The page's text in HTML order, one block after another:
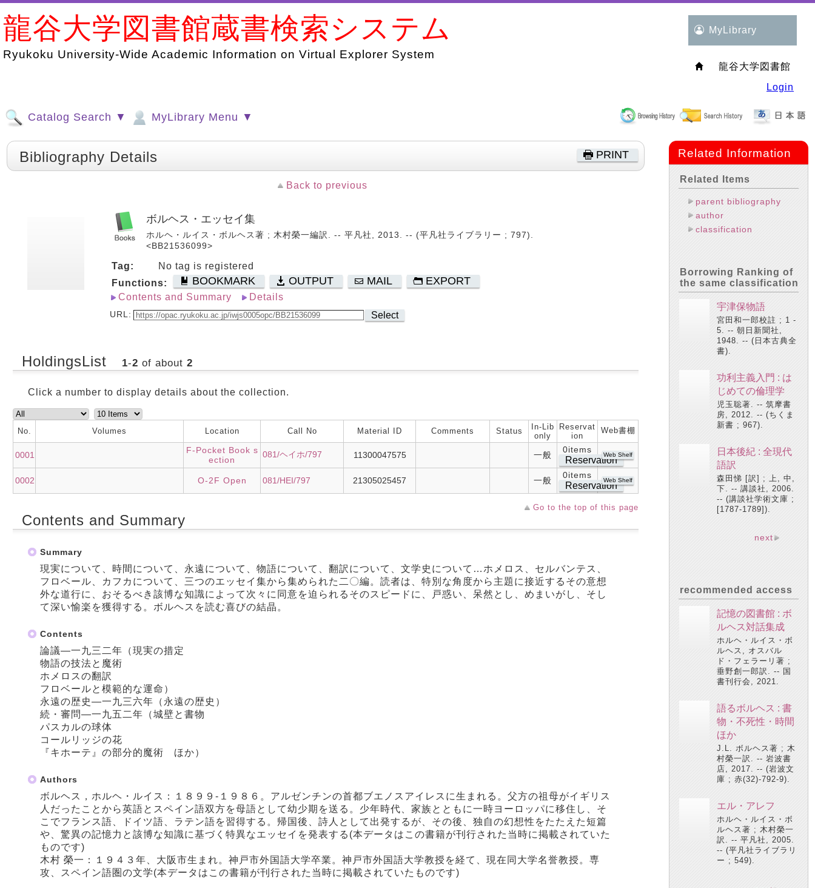
龍谷大学図書館蔵書検索システム
Ryukoku University-Wide Academic Information on Virtual Explorer System
MyLibrary
龍谷大学図書館
Login
Catalog Search ▼ MyLibrary Menu ▼
PRINT
Bibliography Details
Back to previous
ボルヘス・エッセイ集
ホルヘ・ルイス・ボルヘス著 ; 木村榮一編訳. -- 平凡社, 2013. -- (平凡社ライブラリー ; 797).
<BB21536099>
Tag:
No tag is registered
Functions:
BOOKMARK OUTPUT MAIL EXPORT
Contents and Summary Details
URL: Select
HoldingsList 1-2 of about 2
Click a number to display details about the collection.
No. Volumes Location Call No Material ID Comments Status
In-Lib
only
Reservat
ion
Web書棚
0001
F-Pocket Book s
ection
081/ヘイホ/797 11300047575 一般
0items
Reservation
Web Shelf
0002 O-2F Open 081/HEI/797 21305025457 一般
0items
Reservation
Web Shelf
Go to the top of this page
Contents and Summary
Summary
現実について、時間について、永遠について、物語について、翻訳について、文学史について…ホメロス、セルバンテス、
フロベール、カフカについて、三つのエッセイ集から集められた二〇編。読者は、特別な角度から主題に接近するその意想
外な道行に、おそるべき該博な知識によって次々に同意を迫られるそのスピードに、戸惑い、呆然とし、めまいがし、そし
て深い愉楽を獲得する。ボルヘスを読む喜びの結晶。
Contents
論議―一九三二年（現実の措定
物語の技法と魔術
ホメロスの翻訳
フロベールと模範的な運命）
永遠の歴史―一九三六年（永遠の歴史）
続・審問―一九五二年（城壁と書物
パスカルの球体
コールリッジの花
『キホーテ』の部分的魔術 ほか）
Authors
ボルヘス，ホルヘ・ルイス：１８９９‐１９８６。アルゼンチンの首都ブエノスアイレスに生まれる。父方の祖母がイギリス
人だったことから英語とスペイン語双方を母語として幼少期を送る。少年時代、家族とともに一時ヨーロッパに移住し、そ
こでフランス語、ドイツ語、ラテン語を習得する。帰国後、詩人として出発するが、その後、独自の幻想性をたたえた短篇
や、驚異の記憶力と該博な知識に基づく特異なエッセイを発表する(本データはこの書籍が刊行された当時に掲載されていた
ものです)
木村 榮一：１９４３年、大阪市生まれ。神戸市外国語大学卒業。神戸市外国語大学教授を経て、現在同大学名誉教授。専
攻、スペイン語圏の文学(本データはこの書籍が刊行された当時に掲載されていたものです)
Related Information
Related Items
parent bibliography
author
classification
Borrowing Ranking of
the same classification
宇津保物語
宮田和一郎校註 ; 1 -
5. -- 朝日新聞社,
1948. -- (日本古典全
書).
功利主義入門 : は
じめての倫理学
児玉聡著. -- 筑摩書
房, 2012. -- (ちくま
新書 ; 967).
日本後紀 : 全現代
語訳
森田悌 [訳] ; 上, 中,
下. -- 講談社, 2006.
-- (講談社学術文庫 ;
[1787-1789]).
next
recommended access
記憶の図書館 : ボ
ルヘス対話集成
ホルヘ・ルイス・ボ
ルヘス, オスバル
ド・フェラーリ著 ;
垂野創一郎訳. -- 国
書刊行会, 2021.
語るボルヘス : 書
物・不死性・時間
ほか
J.L. ボルヘス著 ; 木
村榮一訳. -- 岩波書
店, 2017. -- (岩波文
庫 ; 赤(32)-792-9).
エル・アレフ
ホルヘ・ルイス・ボ
ルヘス著 ; 木村榮一
訳. -- 平凡社, 2005.
-- (平凡社ライブラリ
ー ; 549).